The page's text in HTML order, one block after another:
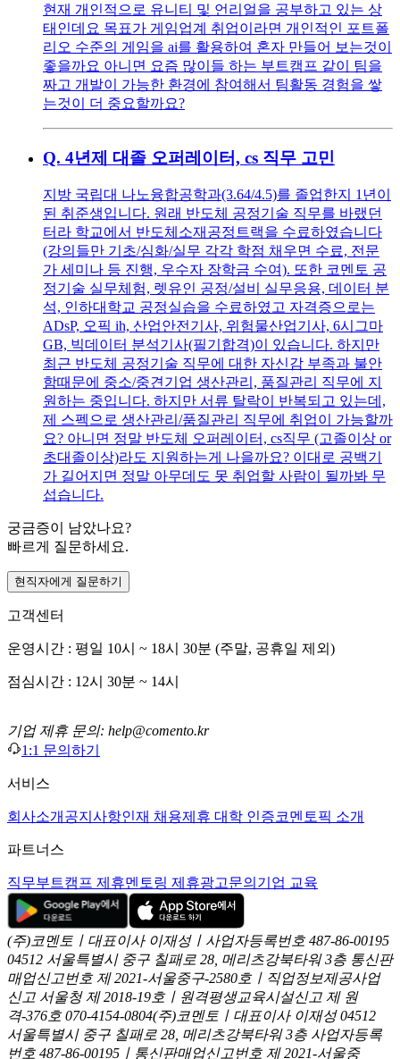
현재 개인적으로 유니티 및 언리얼을 공부하고 있는 상
태인데요 목표가 게임업계 취업이라면 개인적인 포트폴
리오 수준의 게임을 ai를 활용하여 혼자 만들어 보는것이
좋을까요 아니면 요즘 많이들 하는 부트캠프 같이 팀을
짜고 개발이 가능한 환경에 참여해서 팀활동 경험을 쌓
는것이 더 중요할까요?
Q. 4년제 대졸 오퍼레이터, cs 직무 고민
지방 국립대 나노융합공학과(3.64/4.5)를 졸업한지 1년이
된 취준생입니다. 원래 반도체 공정기술 직무를 바랬던
터라 학교에서 반도체소재공정트랙을 수료하였습니다
(강의들만 기초/심화/실무 각각 학점 채우면 수료, 전문
가 세미나 등 진행, 우수자 장학금 수여). 또한 코멘토 공
정기술 실무체험, 렛유인 공정/설비 실무응용, 데이터 분
석, 인하대학교 공정실습을 수료하였고 자격증으로는
ADsP, 오픽 ih, 산업안전기사, 위험물산업기사, 6시그마
GB, 빅데이터 분석기사(필기합격)이 있습니다. 하지만
최근 반도체 공정기술 직무에 대한 자신감 부족과 불안
함때문에 중소/중견기업 생산관리, 품질관리 직무에 지
원하는 중입니다. 하지만 서류 탈락이 반복되고 있는데,
제 스펙으로 생산관리/품질관리 직무에 취업이 가능할까
요? 아니면 정말 반도체 오퍼레이터, cs직무 (고졸이상 or
초대졸이상)라도 지원하는게 나을까요? 이대로 공백기
가 길어지면 정말 아무데도 못 취업할 사람이 될까봐 무
섭습니다.
궁금증이 남았나요?
빠르게 질문하세요.
현직자에게 질문하기
고객센터
운영시간 : 평일 10시 ~ 18시 30분 (주말, 공휴일 제외)
점심시간 : 12시 30분 ~ 14시
기업 제휴 문의: help@comento.kr
1:1 문의하기
서비스
회사소개 공지사항인재 채용제휴 대학 인증코멘토픽 소개
파트너스
직무부트캠프 제휴멘토링 제휴광고문의 기업 교육
(주)코멘토ㅣ대표이사 이재성ㅣ사업자등록번호 487-86-00195
04512 서울특별시 중구 칠패로 28, 메리츠강북타워 3층 통신판
매업신고번호 제 2021-서울중구-2580호ㅣ직업정보제공사업
신고 서울청 제 2018-19호ㅣ원격평생교육시설신고 제 원
격-376호 070-4154-0804(주)코멘토ㅣ대표이사 이재성 04512
서울특별시 중구 칠패로 28, 메리츠강북타워 3층 사업자등록
번호 487-86-00195ㅣ통신판매업신고번호 제 2021-서울중